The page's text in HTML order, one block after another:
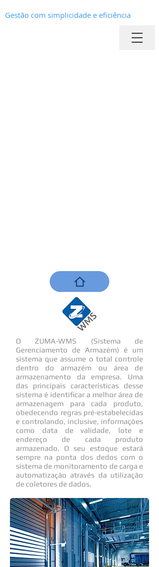
Gestão com simplicidade e eficiência
O ZUMA-WMS (Sistema de
Gerenciamento de Armazém) é um
sistema que assume o total controle
dentro do armazém ou área de
armazenamento da empresa. Uma
das principais características desse
sistema é identificar a melhor área de
armazenagem para cada produto,
obedecendo regras pré-estabelecidas
e controlando, inclusive, informações
como data de validade, lote e
endereço de cada produto
armazenado. O seu estoque estará
sempre na ponta dos dedos com o
sistema de monitoramento de carga e
automatização através da utilização
de coletores de dados.